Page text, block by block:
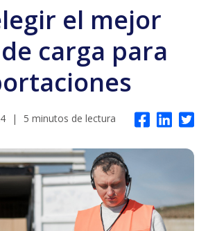
el mejor
carga para
| 5 minutos de lectura